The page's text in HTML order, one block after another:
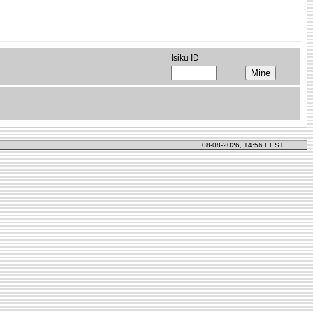
Isiku ID
08-08-2026, 14:56 EEST